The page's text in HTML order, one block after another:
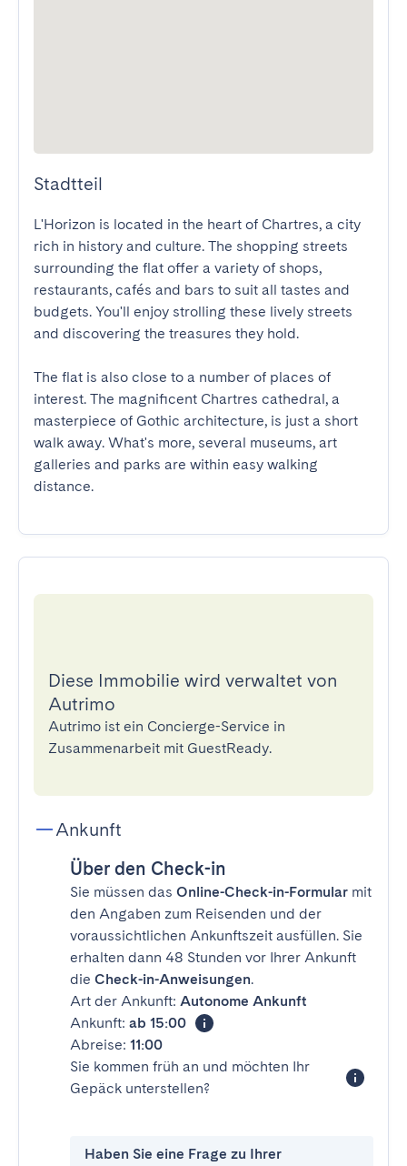
Stadtteil
L'Horizon is located in the heart of Chartres, a city
rich in history and culture. The shopping streets
surrounding the flat offer a variety of shops,
restaurants, cafés and bars to suit all tastes and
budgets. You'll enjoy strolling these lively streets
and discovering the treasures they hold.
The flat is also close to a number of places of
interest. The magnificent Chartres cathedral, a
masterpiece of Gothic architecture, is just a short
walk away. What's more, several museums, art
galleries and parks are within easy walking
distance.
Diese Immobilie wird verwaltet von
Autrimo
Autrimo ist ein Concierge-Service in
Zusammenarbeit mit GuestReady.
Ankunft
Über den Check-in
Sie müssen das Online-Check-in-Formular mit
den Angaben zum Reisenden und der
voraussichtlichen Ankunftszeit ausfüllen. Sie
erhalten dann 48 Stunden vor Ihrer Ankunft
die Check-in-Anweisungen.
Art der Ankunft: Autonome Ankunft
Ankunft: ab 15:00
Abreise: 11:00
Sie kommen früh an und möchten Ihr
Gepäck unterstellen?
Haben Sie eine Frage zu Ihrer